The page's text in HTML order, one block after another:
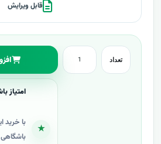
قابل ویرایش
تعداد
★
امتیاز
با خرید